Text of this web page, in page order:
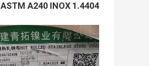
ASTM A240 INOX 1.4404 ألواح الفولاذ المقاوم للصدأ 316L S31603 لوحة رقم 1 السطح